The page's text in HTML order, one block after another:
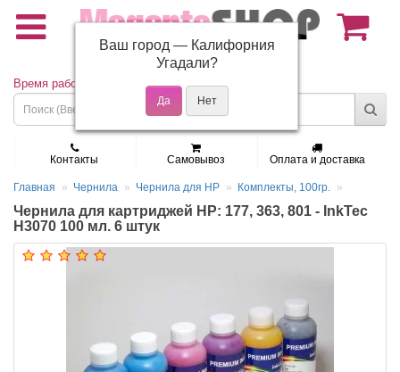
(495) 150-01-37
Время работы: Пн - Пт 9:30 - 19:00
Контакты Самовывоз Оплата и доставка
Главная Чернила Чернила для HP Комплекты, 100гр.
Чернила для картриджей HP: 177, 363, 801 - InkTec
H3070 100 мл. 6 штук
Ваш город — Калифорния
Угадали?